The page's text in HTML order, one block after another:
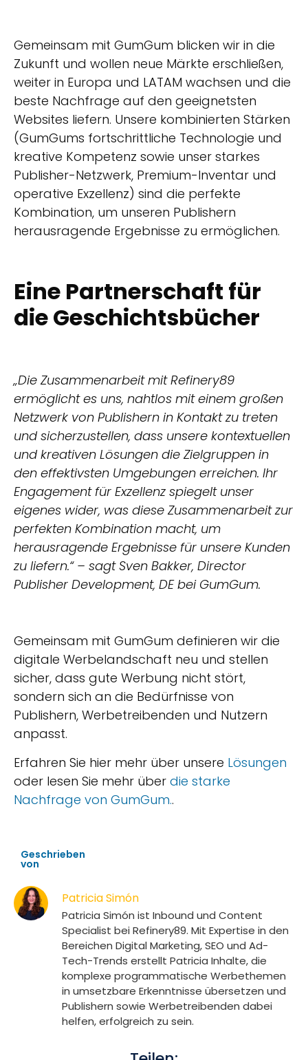
Gemeinsam mit GumGum blicken wir in die
Zukunft und wollen neue Märkte erschließen,
weiter in Europa und LATAM wachsen und die
beste Nachfrage auf den geeignetsten
Websites liefern. Unsere kombinierten Stärken
(GumGums fortschrittliche Technologie und
kreative Kompetenz sowie unser starkes
Publisher-Netzwerk, Premium-Inventar und
operative Exzellenz) sind die perfekte
Kombination, um unseren Publishern
herausragende Ergebnisse zu ermöglichen.
Eine Partnerschaft für
die Geschichtsbücher
„Die Zusammenarbeit mit Refinery89
ermöglicht es uns, nahtlos mit einem großen
Netzwerk von Publishern in Kontakt zu treten
und sicherzustellen, dass unsere kontextuellen
und kreativen Lösungen die Zielgruppen in
den effektivsten Umgebungen erreichen. Ihr
Engagement für Exzellenz spiegelt unser
eigenes wider, was diese Zusammenarbeit zur
perfekten Kombination macht, um
herausragende Ergebnisse für unsere Kunden
zu liefern.“ – sagt Sven Bakker, Director
Publisher Development, DE bei GumGum.
Gemeinsam mit GumGum definieren wir die
digitale Werbelandschaft neu und stellen
sicher, dass gute Werbung nicht stört,
sondern sich an die Bedürfnisse von
Publishern, Werbetreibenden und Nutzern
anpasst.
Erfahren Sie hier mehr über unsere Lösungen
oder lesen Sie mehr über die starke
Nachfrage von GumGum..
Geschrieben
von
Patricia Simón
Patricia Simón ist Inbound und Content
Specialist bei Refinery89. Mit Expertise in den
Bereichen Digital Marketing, SEO und Ad-
Tech-Trends erstellt Patricia Inhalte, die
komplexe programmatische Werbethemen
in umsetzbare Erkenntnisse übersetzen und
Publishern sowie Werbetreibenden dabei
helfen, erfolgreich zu sein.